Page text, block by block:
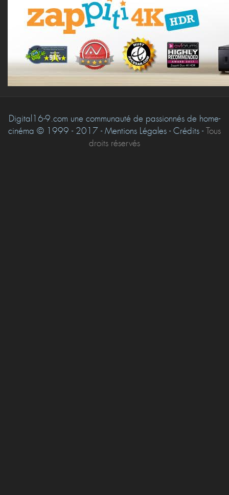
Digital16-9.com une communauté de passionnés de home-
cinéma © 1999 - 2017 - Mentions Légales - Crédits -Tous
droits réservés